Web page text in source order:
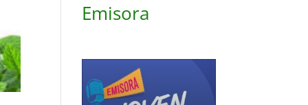
Emisora
Reproductor
audio